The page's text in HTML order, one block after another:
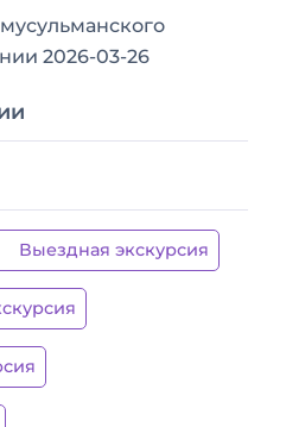
2026-03-26
Выездная экскурсия